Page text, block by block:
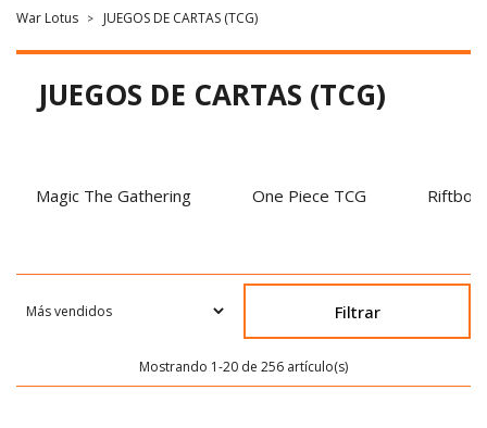
War Lotus JUEGOS DE CARTAS (TCG)
JUEGOS DE CARTAS (TCG)
Magic The Gathering One Piece TCG
Filtrar
Mostrando 1-20 de 256 artículo(s)